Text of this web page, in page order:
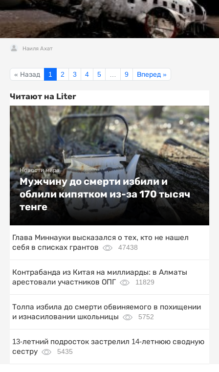
Наиля Ахат
« Назад 1 2 3 4 5 9 Вперед »
Читают на Liter
Новости мира
Мужчину до смерти избили и
облили кипятком из-за 170 тысяч
тенге
Глава Миннауки высказался о тех, кто не нашел
себя в списках грантов
47438
Контрабанда из Китая на миллиарды: в Алматы
арестовали участников ОПГ
11829
Толпа избила до смерти обвиняемого в похищении
и изнасиловании школьницы
5752
13-летний подросток застрелил 14-летнюю сводную
сестру
5435